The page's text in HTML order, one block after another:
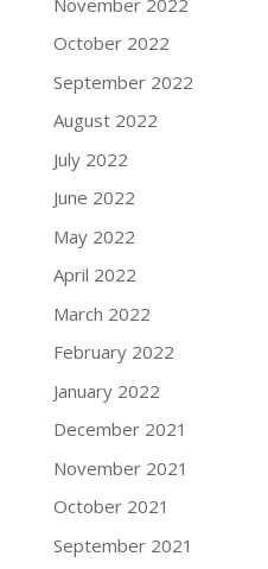
October 2022
September 2022
August 2022
July 2022
June 2022
May 2022
April 2022
March 2022
February 2022
January 2022
December 2021
November 2021
October 2021
September 2021